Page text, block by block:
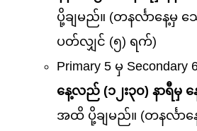
ပို့ချမည်။ (တနင်္လာနေ့မှ
ပတ်လျှင် (၅) ရက်)
Primary 5 မှ
နေ့လည် (၁၂း၃၀) နာရီမှ
အထိ ပို့ချမည်။ (တနင်္လာ